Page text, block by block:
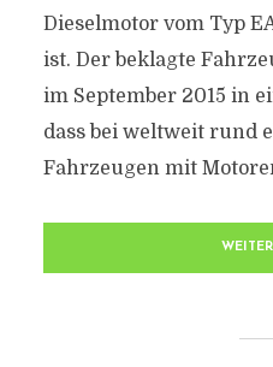
Dieselmotor vom Typ
ist. Der beklagte
im September 2015 in
dass bei weltweit rund
Fahrzeugen mit